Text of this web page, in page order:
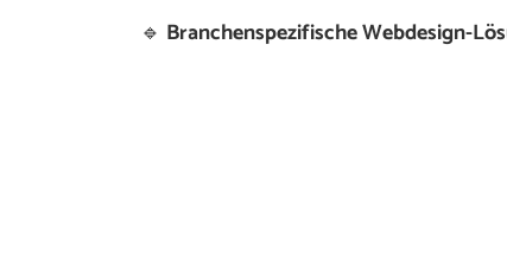
🔹 Branchenspezifische Webdesign-